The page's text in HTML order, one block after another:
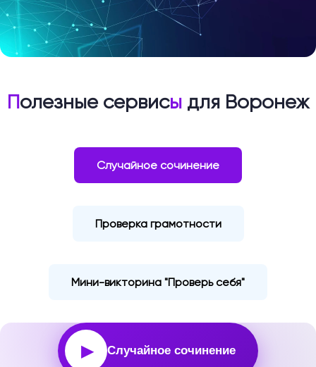
Полезные сервисы для Воронеж
Случайное сочинение
Проверка грамотности
Мини-викторина "Проверь себя"
▶ Случайное сочинение